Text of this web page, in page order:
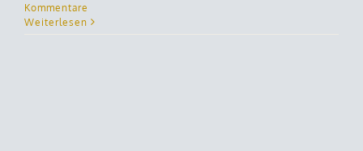
Kommentare
Weiterlesen